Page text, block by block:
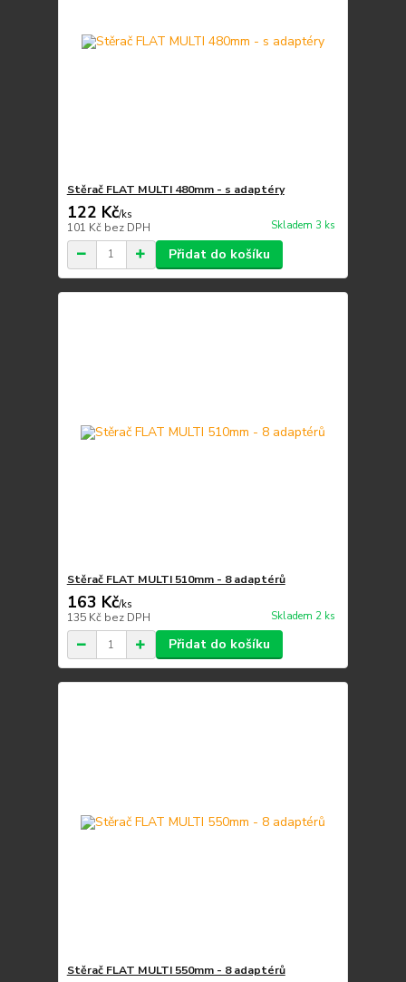
Stěrač FLAT MULTI 480mm - s adaptéry
122 Kč/ks
101 Kč bez DPH Skladem 3 ks
Přidat do košíku
Stěrač FLAT MULTI 510mm - 8 adaptérů
163 Kč/ks
135 Kč bez DPH Skladem 2 ks
Přidat do košíku
Stěrač FLAT MULTI 550mm - 8 adaptérů